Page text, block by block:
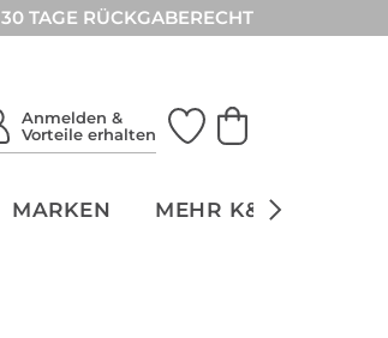
30 TAGE RÜCKGABERECHT
Anmelden &
Vorteile erhalten
MARKEN MEHR K&Ö